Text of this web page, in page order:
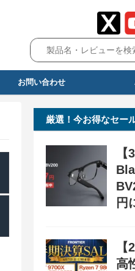
お問い合わせ
厳選！今お得なセー
円
高